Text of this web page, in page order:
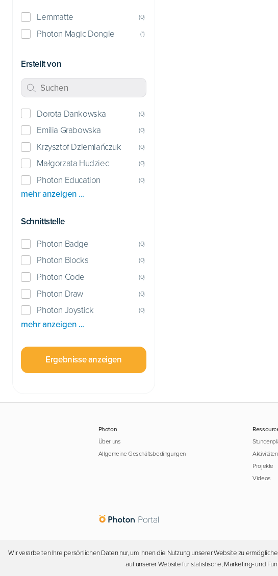
Lernmatte (0)
Photon Magic Dongle (1)
Erstellt von
Dorota Dankowska (0)
Emilia Grabowska (0)
Krzysztof Dziemiańczuk (0)
Małgorzata Hudziec (0)
Photon Education (0)
mehr anzeigen ...
Schnittstelle
Photon Badge (0)
Photon Blocks (0)
Photon Code (0)
Photon Draw (0)
Photon Joystick (0)
mehr anzeigen ...
Ergebnisse anzeigen
Photon
Über uns
Allgemeine Geschäftsbedingungen
Aktivitäten
Projekte
Videos
Wir verarbeiten Ihre persönlichen Daten nur, um Ihnen die Nutzung unserer Website zu
auf unserer Website für statistische, Marketing- und